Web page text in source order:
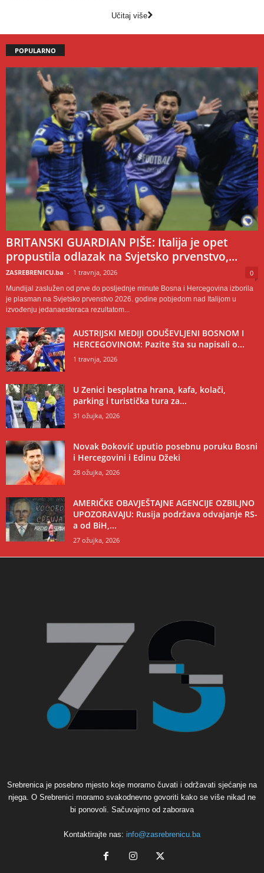
Učitaj više
POPULARNO
BRITANSKI GUARDIAN PIŠE: Italija je opet
propustila odlazak na Svjetsko prvenstvo,...
ZASREBRENICU.ba - 1 travnja, 2026 0
Mundijal zaslužen od prve do posljednje minute Bosna i Hercegovina izborila
je plasman na Svjetsko prvenstvo 2026. godine pobjedom nad Italijom u
izvođenju jedanaesteraca rezultatom...
AUSTRIJSKI MEDIJI ODUŠEVLJENI BOSNOM I
HERCEGOVINOM: Pazite šta su napisali o...
1 travnja, 2026
U Zenici besplatna hrana, kafa, kolači,
parking i turistička tura za...
31 ožujka, 2026
Novak Đoković uputio posebnu poruku Bosni
i Hercegovini i Edinu Džeki
28 ožujka, 2026
AMERIČKE OBAVJEŠTAJNE AGENCIJE OZBILJNO
UPOZORAVAJU: Rusija podržava odvajanje RS-
a od BiH,...
27 ožujka, 2026
Srebrenica je posebno mjesto koje moramo čuvati i održavati sjećanje na
njega. O Srebrenici moramo svakodnevno govoriti kako se više nikad ne
bi ponovoli. Sačuvajmo od zaborava
Kontaktirajte nas: info@zasrebrenicu.ba